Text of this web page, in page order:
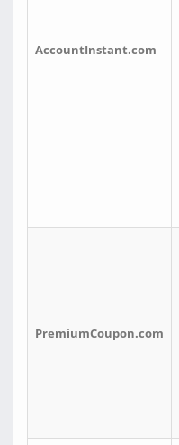
AccountInstant.com
PremiumCoupon.com